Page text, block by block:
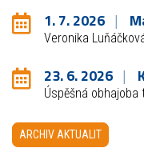
1. 7. 2026
Veronika
23. 6. 2026
Úspěšná obhajoba
ARCHIV AKTUALIT